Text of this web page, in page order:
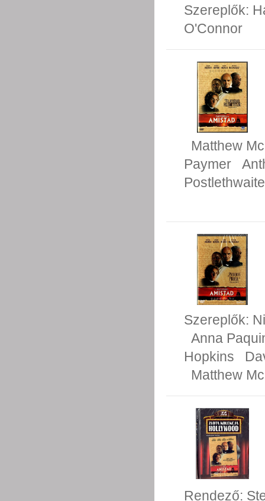
Szereplők:
O'Connor
Matthew
Paymer
Postlethwaite
Szereplők:
Anna
Hopkins
Matthew
Rendező: